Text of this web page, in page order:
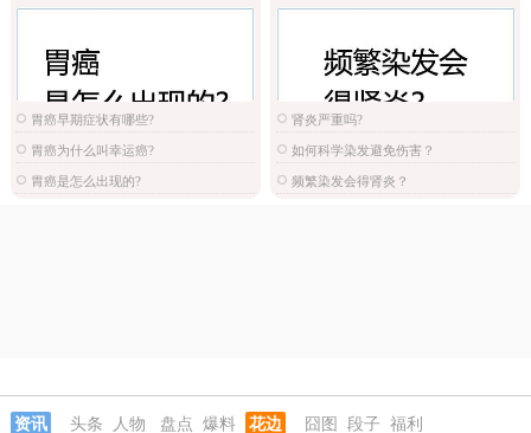
胃癌早期症状有哪些?
胃癌为什么叫幸运癌?
胃癌是怎么出现的?
肾炎严重吗?
如何科学染发避免伤害？
频繁染发会得肾炎？
资讯 头条 人物 盘点 爆料 花边 囧图 段子 福利